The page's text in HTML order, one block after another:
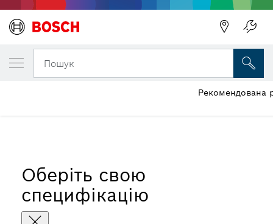
Пошук
Волокнисті шліфувальні круги R444 Expert for Metal
Оберіть свою
специфікацію
ОБРАНИЙ ВАРІАНТ
Шліфувальний круг R444 Expert for
Рекомендована